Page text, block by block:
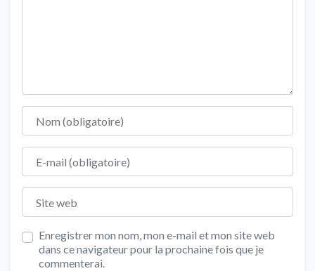
Nom
E-mail
Site web
Enregistrer mon nom, mon e-mail et mon site web
dans ce navigateur pour la prochaine fois que je
commenterai.